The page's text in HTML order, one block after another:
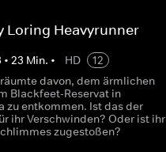
Loring Heavyrunner
• 23 Min. • HD
12
davon, dem ärmlichen
Blackfeet-Reservat in
zu entkommen. Ist das der
ihr Verschwinden? Oder ist ihr
zugestoßen?